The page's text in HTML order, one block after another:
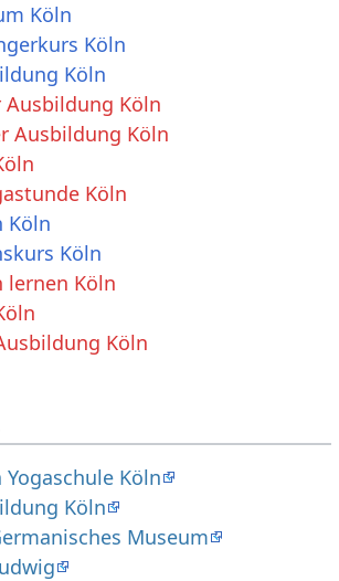
Köln
Köln
Köln
Ausbildung Köln
Ausbildung Köln
Köln
Köln
Köln
Köln
Köln
Yogaschule Köln
Köln
Museum